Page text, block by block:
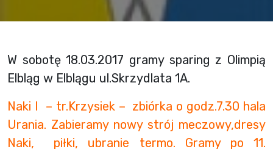
W sobotę 18.03.2017 gramy sparing z Olimpią
Elbląg w Elblągu ul.Skrzydlata 1A.
Naki I – tr.Krzysiek – zbiórka o godz.7.30 hala
Urania. Zabieramy nowy strój meczowy,dresy
Naki, piłki, ubranie termo. Gramy po 11.